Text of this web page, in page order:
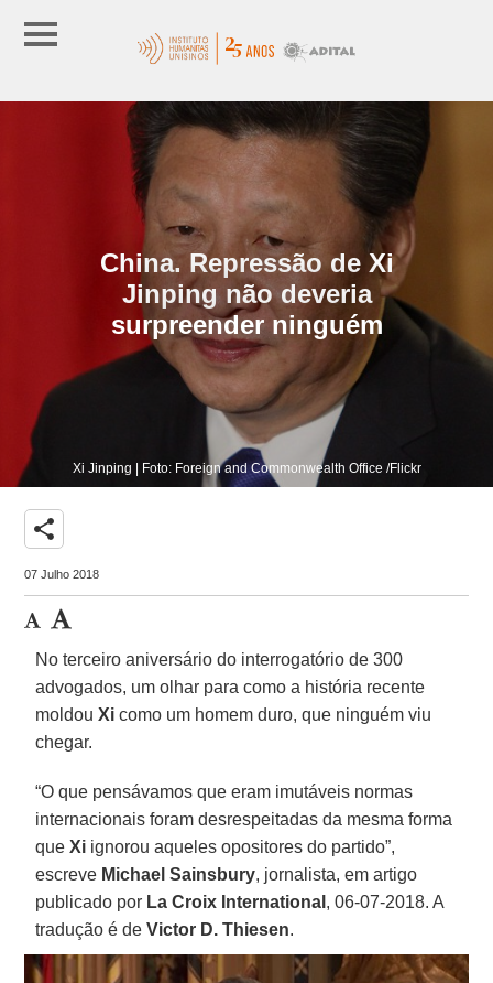
China. Repressão de Xi
Jinping não deveria
surpreender ninguém
Xi Jinping | Foto: Foreign and Commonwealth Office /Flickr
share
07 Julho 2018
No terceiro aniversário do interrogatório de 300
advogados, um olhar para como a história recente
moldouXi como um homem duro, que ninguém viu
chegar.
“O que pensávamos que eram imutáveis normas
internacionais foram desrespeitadas da mesma forma
queXi ignorou aqueles opositores do partido”,
escreve Michael Sainsbury, jornalista, em artigo
publicado por La Croix International , 06-07-2018. A
tradução é deVictor D. Thiesen.